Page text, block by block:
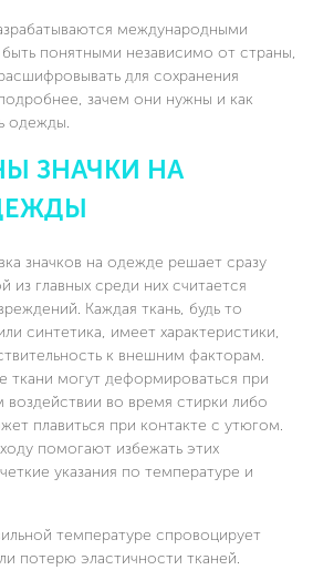
международными
понятными независимо от страны,
для сохранения
зачем они нужны и как
одежды.
ЗНАЧКИ НА
значков на одежде решает сразу
из главных среди них считается
Каждая ткань, будь то
синтетика, имеет характеристики,
к внешним факторам.
ткани могут деформироваться при
во время стирки либо
плавиться при контакте с утюгом.
помогают избежать этих
указания по температуре и
температуре спровоцирует
потерю эластичности тканей.